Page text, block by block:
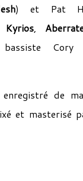
) et Pat
Kyrios,
Cory
de
et masterisé